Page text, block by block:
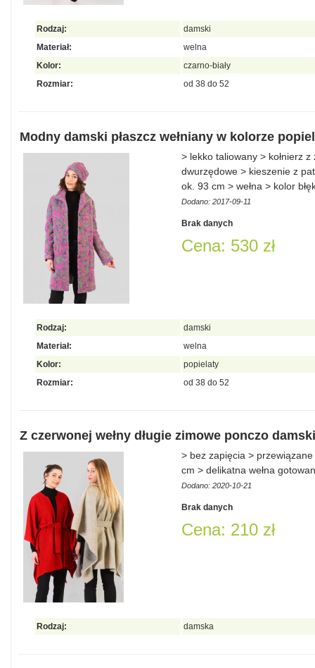
Rodzaj:
damski
Materiał:
welna
Kolor:
czarno-biały
Rozmiar:
od 38 do 52
Modny damski płaszcz wełniany w kolorze
> lekko taliowany > kołnierz
dwurzędowe > kieszenie z
ok. 93 cm > wełna > kolor
Dodano: 2017-09-11
Brak danych
Cena: 530 zł
Rodzaj:
damski
Materiał:
welna
Kolor:
popielaty
Rozmiar:
od 38 do 52
Z czerwonej wełny długie zimowe ponczo
> bez zapięcia >
cm > delikatna wełna
Dodano: 2020-10-21
Brak danych
Cena: 210 zł
Rodzaj: damska